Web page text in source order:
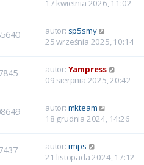
17 kwietnia 2026, 11:02
autor: sp5smy
25 września 2025, 10:14
autor: Yampress
09 sierpnia 2025, 20:42
autor: mkteam
18 grudnia 2024, 14:26
autor: rmps
21 listopada 2024, 17:12